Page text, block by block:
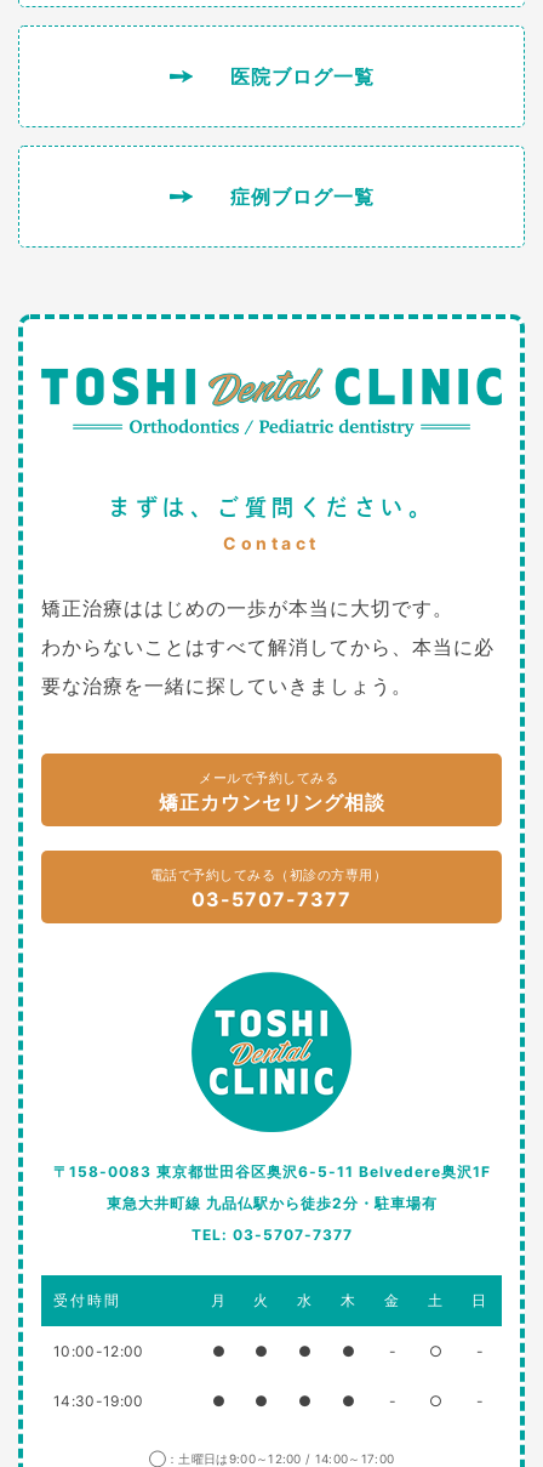
医院ブログ一覧
症例ブログ一覧
まずは、ご質問ください。
Contact
矯正治療ははじめの一歩が本当に大切です。
わからないことはすべて解消してから、本当に必
要な治療を一緒に探していきましょう。
メールで予約してみる
矯正カウンセリング相談
電話で予約してみる（初診の方専用）
03-5707-7377
〒158-0083 東京都世田谷区奥沢6-5-11 Belvedere奥沢1F
東急大井町線 九品仏駅から徒歩2分・駐車場有
TEL: 03-5707-7377
受付時間 月 火 水 木 金 土 日
10:00-12:00 ● ● ● ● - ○ -
14:30-19:00 ● ● ● ● - ○ -
◯：土曜日は9:00～12:00 / 14:00～17:00